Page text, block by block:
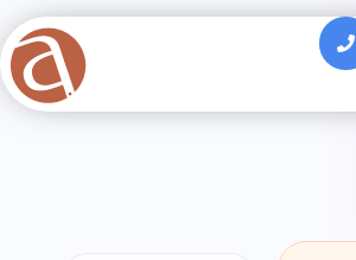
principal